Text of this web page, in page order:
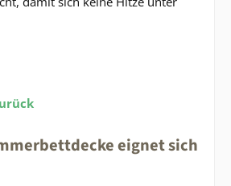
eignet sich